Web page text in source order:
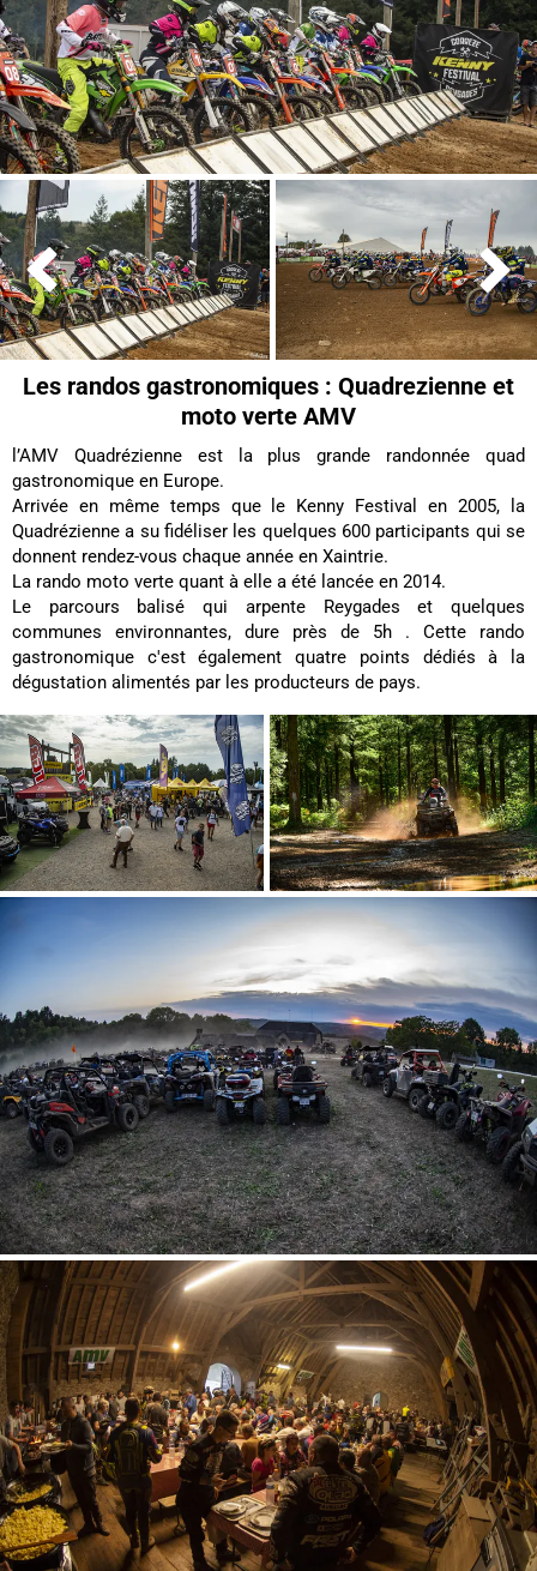
 
Les randos gastronomiques : Quadrezienne et
moto verte AMV
l’AMV Quadrézienne est la plus grande randonnée quad
gastronomique en Europe.
Arrivée en même temps que le Kenny Festival en 2005, la
Quadrézienne a su fidéliser les quelques 600 participants qui se
donnent rendez-vous chaque année en Xaintrie.
La rando moto verte quant à elle a été lancée en 2014.
Le parcours balisé qui arpente Reygades et quelques
communes environnantes, dure près de 5h . Cette rando
gastronomique c'est également quatre points dédiés à la
dégustation alimentés par les producteurs de pays.